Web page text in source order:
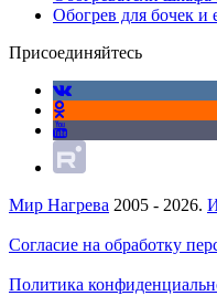
Обогрев для бочек и
Присоединяйтесь
Мир Нагрева 2005 - 2026.
Согласие на обработку
Политика